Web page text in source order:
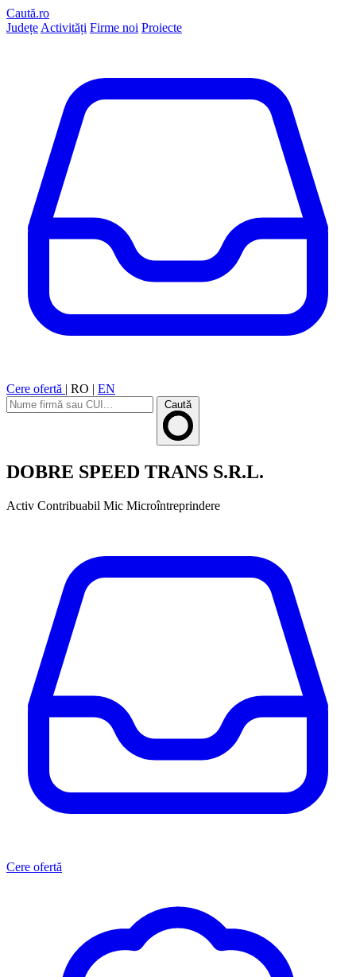
Caută.ro
Județe Activități Firme noi Proiecte
Cere ofertă | RO | EN
Caută
DOBRE SPEED TRANS S.R.L.
Activ Contribuabil Mic Microîntreprindere
Cere ofertă